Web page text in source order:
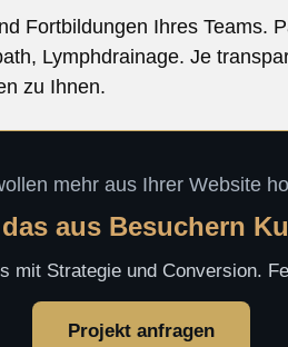
Fortbildungen Ihres Teams.
Lymphdrainage. Je
zu Ihnen.
mehr aus Ihrer Website
aus Besuchern
mit Strategie und Conversion.
Projekt anfragen